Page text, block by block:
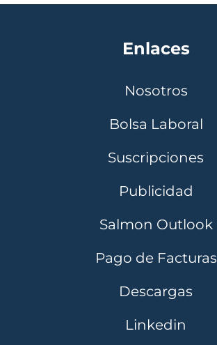
Enlaces
Nosotros
Bolsa Laboral
Suscripciones
Publicidad
Salmon Outlook
Pago de Facturas
Descargas
Linkedin